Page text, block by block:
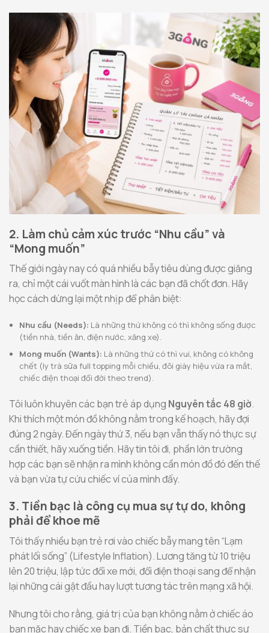
2. Làm chủ cảm xúc trước “Nhu cầu” và
“Mong muốn”
Thế giới ngày nay có quá nhiều bẫy tiêu dùng được giăng
ra, chỉ một cái vuốt màn hình là các bạn đã chốt đơn. Hãy
học cách dừng lại một nhịp để phân biệt:
Nhu cầu (Needs): Là những thứ không có thì không sống được
(tiền nhà, tiền ăn, điện nước, xăng xe).
Mong muốn (Wants): Là những thứ có thì vui, không có không
chết (ly trà sữa full topping mỗi chiều, đôi giày hiệu vừa ra mắt,
chiếc điện thoại đổi đời theo trend).
Tôi luôn khuyên các bạn trẻ áp dụng Nguyên tắc 48 giờ.
Khi thích một món đồ không nằm trong kế hoạch, hãy đợi
đúng 2 ngày. Đến ngày thứ 3, nếu bạn vẫn thấy nó thực sự
cần thiết, hãy xuống tiền. Hãy tin tôi đi, phần lớn trường
hợp các bạn sẽ nhận ra mình không cần món đồ đó đến thế
và bạn vừa tự cứu chiếc ví của mình đấy.
3. Tiền bạc là công cụ mua sự tự do, không
phải để khoe mẽ
Tôi thấy nhiều bạn trẻ rơi vào chiếc bẫy mang tên “Lạm
phát lối sống” (Lifestyle Inflation). Lương tăng từ 10 triệu
lên 20 triệu, lập tức đổi xe mới, đổi điện thoại sang để nhận
lại những cái gật đầu hay lượt tương tác trên mạng xã hội.
Nhưng tôi cho rằng, giá trị của bạn không nằm ở chiếc áo
bạn mặc hay chiếc xe bạn đi. Tiền bạc, bản chất thực sự